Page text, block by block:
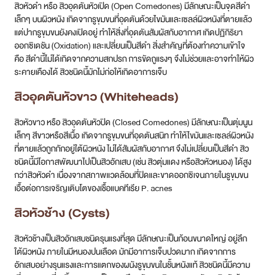
ชนิดนี้มีโอกาสพัฒนาไปเป็นสิวอักเสบ (เช่น สิวตุ่มแดง หรือสิวหัวหนอง) ได้สูง
กว่าสิวหัวดำ เนื่องจากสภาพแวดล้อมที่ปิดและขาดออกซิเจนภายในรูขุมขน
เอื้อต่อการเจริญเติบโตของเชื้อแบคทีเรีย P. acnes
สิวหัวช้าง (Cysts)
ใต้ผิวหนัง ภายในมีหนองปนเลือด มักมีอาการเจ็บปวดมาก เกิดจากการ
เสี่ยงสูงมากที่จะทิ้งรอยแผลเป็นหลุมลึกหลังจากสิวหาย การรักษาสิวหัวช้าง
จำเป็นต้องอยู่ภายใต้การดูแลของแพทย์ผิวหนังอย่างใกล้ชิด เพื่อควบคุมการ
อักเสบ ลดความเจ็บปวด และป้องกันการเกิดแผลเป็นถาวร
สิวยีสต์ (Pityrosporum folliculitis)
จากแบคทีเรีย แต่เป็นการอักเสบของรูขุมขนที่เกิดจากเชื้อราประเภทยีสต์ใน
ปกติ ลักษณะเด่นคือ เป็นตุ่มแดงหรือตุ่มหนองขนาดเล็ก (ประมาณ 1-2 มม.)
มีขนาดใกล้เคียงกัน มักขึ้นเป็นกลุ่ม และมีอาการคัน โดยเฉพาะเมื่อเหงื่อออก
หรืออากาศร้อน